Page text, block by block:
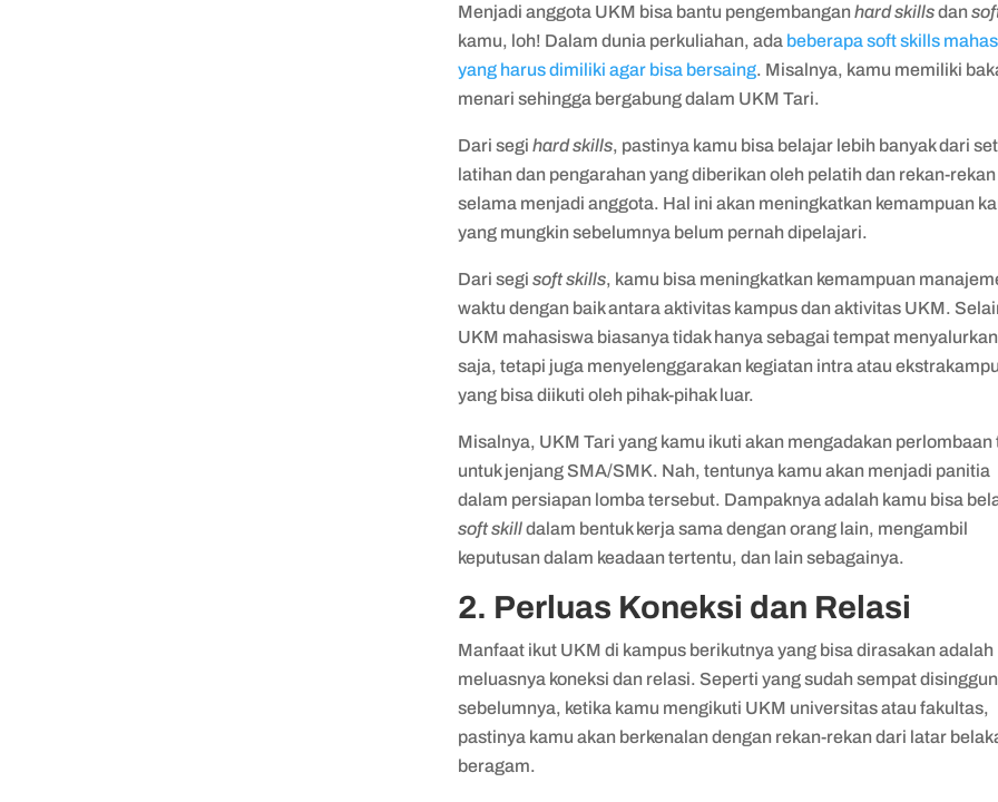
Menjadi anggota UKM bisa bantu pengembanganhard skillsdan
kamu, loh! Dalam dunia perkuliahan, ada beberapa soft skills
yang harus dimiliki agar bisa bersaing. Misalnya, kamu memiliki
menari sehingga bergabung dalam UKM Tari.
Dari segihard skills, pastinya kamu bisa belajar lebih banyak dari
latihan dan pengarahan yang diberikan oleh pelatih dan rekan-rekan
selama menjadi anggota. Hal ini akan meningkatkan kemampuan
yang mungkin sebelumnya belum pernah dipelajari.
Dari segisoft skills, kamu bisa meningkatkan kemampuan
waktu dengan baik antara aktivitas kampus dan aktivitas UKM.
UKM mahasiswa biasanya tidak hanya sebagai tempat
saja, tetapi juga menyelenggarakan kegiatan intra atau
yang bisa diikuti oleh pihak-pihak luar.
Misalnya, UKM Tari yang kamu ikuti akan mengadakan perlombaan
untuk jenjang SMA/SMK. Nah, tentunya kamu akan menjadi panitia
dalam persiapan lomba tersebut. Dampaknya adalah kamu bisa
soft skilldalam bentuk kerja sama dengan orang lain, mengambil
keputusan dalam keadaan tertentu, dan lain sebagainya.
2. Perluas Koneksi dan Relasi
Manfaat ikut UKM di kampus berikutnya yang bisa dirasakan adalah
meluasnya koneksi dan relasi. Seperti yang sudah sempat
sebelumnya, ketika kamu mengikuti UKM universitas atau fakultas,
pastinya kamu akan berkenalan dengan rekan-rekan dari latar
beragam.